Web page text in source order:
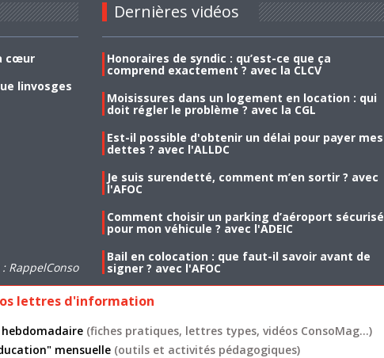
cœur
linvosges
RappelConso
Dernières vidéos
Honoraires de syndic : qu’est-ce que ça
comprend exactement ? avec la CLCV
Moisissures dans un logement en location : qui
doit régler le problème ? avec la CGL
Est-il possible d'obtenir un délai pour payer mes
dettes ? avec l'ALLDC
Je suis surendetté, comment m’en sortir ? avec
l'AFOC
Comment choisir un parking d’aéroport sécurisé
pour mon véhicule ? avec l'ADEIC
Bail en colocation : que faut-il savoir avant de
signer ? avec l'AFOC
lettres d'information
(fiches pratiques, lettres types, vidéos ConsoMag...)
mensuelle (outils et activités pédagogiques)